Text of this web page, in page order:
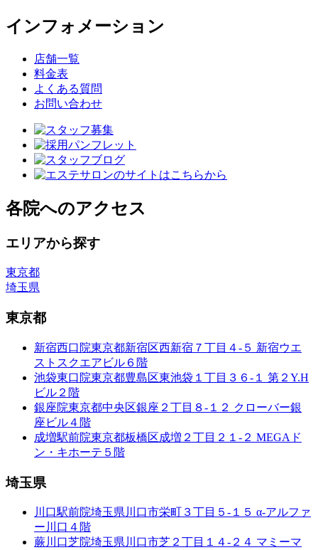
インフォメーション
店舗一覧
料金表
よくある質問
お問い合わせ
各院へのアクセス
エリアから探す
東京都
埼玉県
東京都
新宿西口院東京都新宿区西新宿７丁目４-５ 新宿ウエ
ストスクエアビル６階
池袋東口院東京都豊島区東池袋１丁目３６-１ 第２Y.H
ビル２階
銀座院東京都中央区銀座２丁目８-１２ クローバー銀
座ビル４階
成増駅前院東京都板橋区成増２丁目２１-２ MEGAド
ン・キホーテ５階
埼玉県
川口駅前院埼玉県川口市栄町３丁目５-１５ α-アルファ
ー川口４階
蕨川口芝院埼玉県川口市芝２丁目１４-２４ マミーマ